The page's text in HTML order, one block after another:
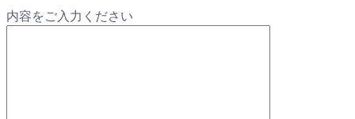
内容をご入力ください